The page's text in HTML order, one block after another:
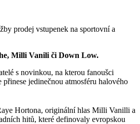
prodej vstupenek na sportovní a
, Milli Vanili či Down Low.
s novinkou, na kterou fanoušci
přinese jedinečnou atmosféru halového
Hortona, originální hlas Milli Vanilli a
hitů, které definovaly evropskou